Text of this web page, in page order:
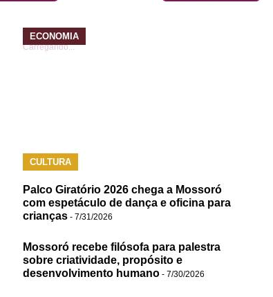
ECONOMIA
Carregando...
CULTURA
Palco Giratório 2026 chega a Mossoró
com espetáculo de dança e oficina para
crianças - 7/31/2026
Mossoró recebe filósofa para palestra
sobre criatividade, propósito e
desenvolvimento humano - 7/30/2026